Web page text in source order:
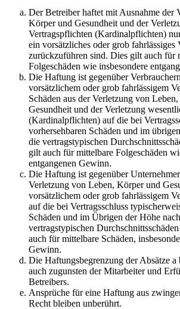
Der Betreiber haftet mit Ausnahme der
Körper und Gesundheit und der
Vertragspflichten (Kardinalpflichten)
ein vorsätzliches oder grob fahrlässiges
zurückzuführen sind. Dies gilt auch für
Folgeschäden wie insbesondere
Die Haftung ist gegenüber
vorsätzlichem oder grob fahrlässigem
Schäden aus der Verletzung von
Gesundheit und der Verletzung
(Kardinalpflichten) auf die bei
vorhersehbaren Schäden und im
die vertragstypischen
gilt auch für mittelbare Folgeschäden
entgangenen Gewinn.
Die Haftung ist gegenüber
Verletzung von Leben, Körper und
vorsätzlichem oder grob fahrlässigem
auf die bei Vertragsschluss
Schäden und im Übrigen der Höhe
vertragstypischen
auch für mittelbare Schäden,
Gewinn.
Die Haftungsbegrenzung der Absätze
auch zugunsten der Mitarbeiter und
Betreibers.
Ansprüche für eine Haftung aus
Recht bleiben unberührt.